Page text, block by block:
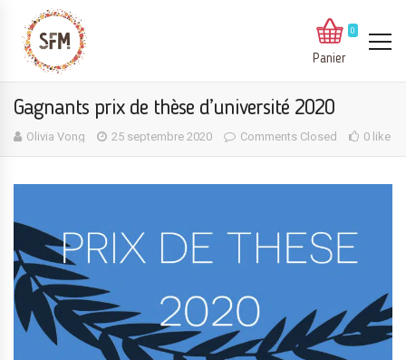
0
Panier
Gagnants prix de thèse d’université 2020
Olivia Vong 25 septembre 2020 Comments Closed 0 like